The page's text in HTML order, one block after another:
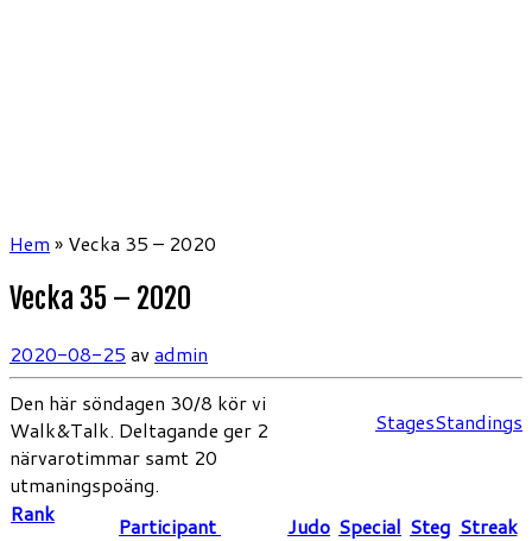
Hem » Vecka 35 – 2020
Vecka 35 – 2020
2020-08-25 av admin
StagesStandings
Den här söndagen 30/8 kör vi
Walk&Talk. Deltagande ger 2
närvarotimmar samt 20
utmaningspoäng.
Rank
Participant Judo Special Steg Streak